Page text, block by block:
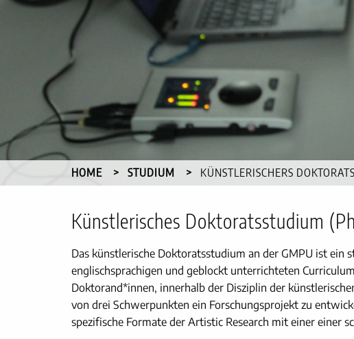
HOME STUDIUM CURRENT:
KÜNSTLERISCHERS
Künstlerisches Doktoratsstudium
Das künstlerische Doktoratsstudium an der GMPU ist
englischsprachigen und geblockt unterrichteten
Doktorand*innen, innerhalb der Disziplin der
von drei Schwerpunkten ein Forschungsprojekt zu
spezifische Formate der Artistic Research mit einer einer